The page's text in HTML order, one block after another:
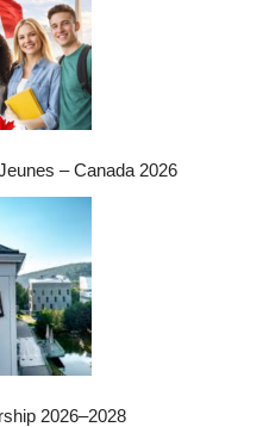
– Canada 2026
2026–2028